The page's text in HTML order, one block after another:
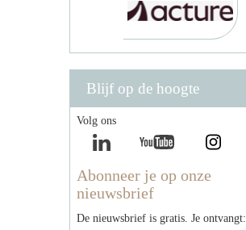
Blijf op de hoogte
Volg ons
Abonneer je op onze
nieuwsbrief
De nieuwsbrief is gratis. Je ontvangt: